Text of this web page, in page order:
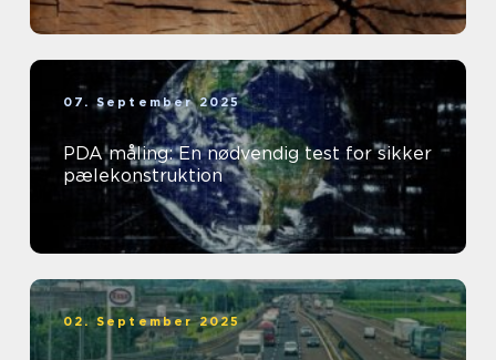
07. September 2025
PDA måling: En nødvendig test for sikker
pælekonstruktion
02. September 2025